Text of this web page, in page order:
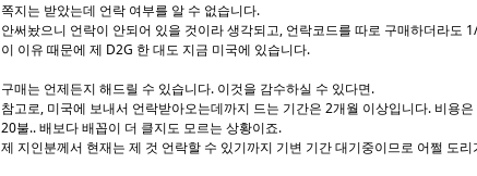
쪽지는 받았는데 언락 여부를 알 수 없습니다.
안써놨으니 언락이 안되어 있을 것이라 생각되고, 언락코드를 따로 구매하더라도
이 이유 때문에 제 D2G 한 대도 지금 미국에 있습니다.
구매는 언제든지 해드릴 수 있습니다. 이것을 감수하실 수 있다면.
참고로, 미국에 보내서 언락받아오는데까지 드는 기간은 2개월 이상입니다. 비용
20불.. 배보다 배꼽이 더 클지도 모르는 상황이죠.
제 지인분께서 현재는 제 것 언락할 수 있기까지 기변 기간 대기중이므로 어쩔 도리